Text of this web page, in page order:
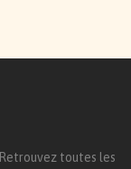
Retrouvez toutes les